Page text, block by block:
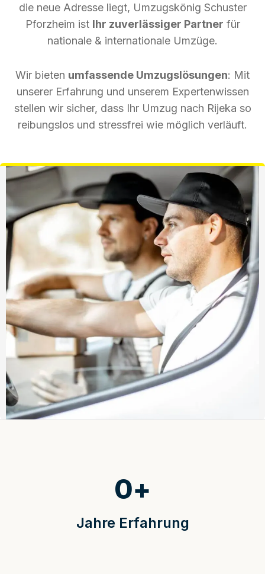
die neue Adresse liegt, Umzugskönig Schuster
Pforzheim ist Ihr zuverlässiger Partner für
nationale & internationale Umzüge.
Wir bieten umfassende Umzugslösungen: Mit
unserer Erfahrung und unserem Expertenwissen
stellen wir sicher, dass Ihr Umzug nach Rijeka so
reibungslos und stressfrei wie möglich verläuft.
Jahre Erfahrung
0+